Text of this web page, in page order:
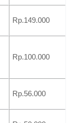
Rp.149.000
Rp.100.000
Rp.56.000